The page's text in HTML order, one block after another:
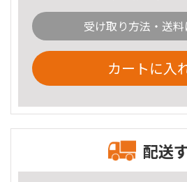
受け取り方法・送
カートに入
配送